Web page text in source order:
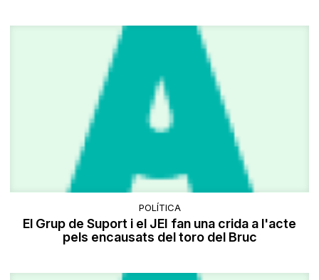
POLÍTICA
El Grup de Suport i el JEI fan una crida a l'acte
pels encausats del toro del Bruc